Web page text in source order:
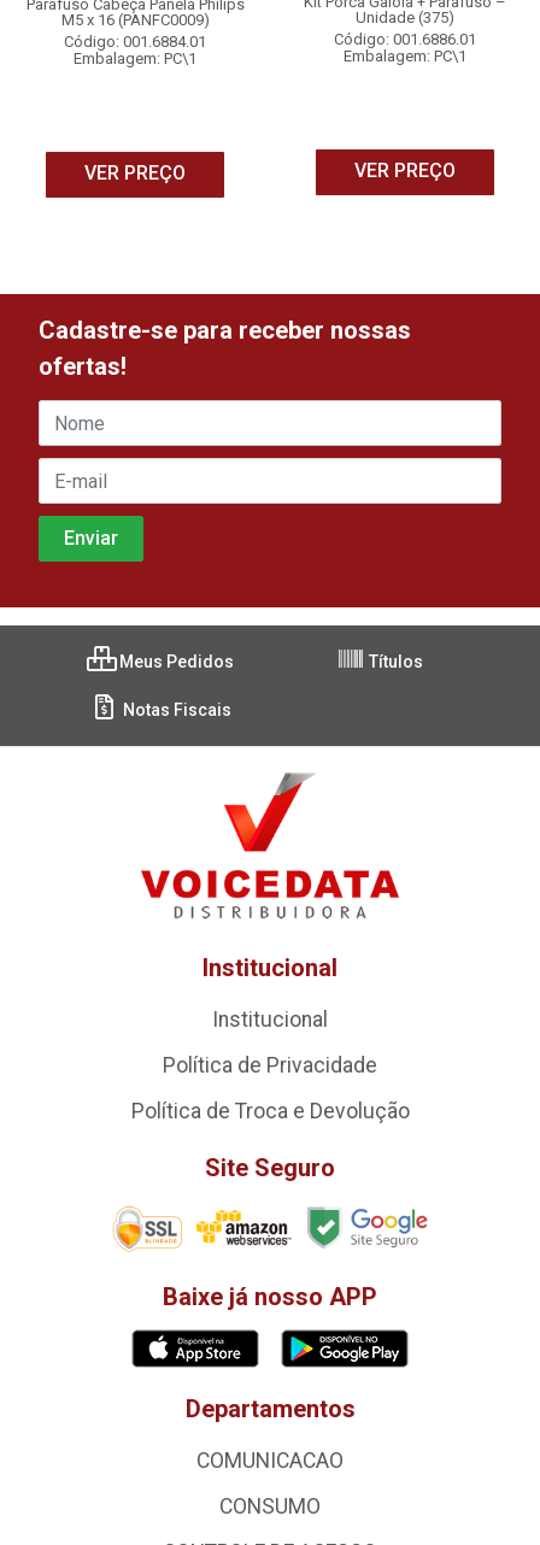
Parafuso Cabeça Panela Philips
M5 x 16 (PANFC0009)
Código: 001.6884.01
Embalagem: PC\1
VER PREÇO
Unidade (375)
Código: 001.6886.01
Embalagem: PC\1
VER PREÇO
Cadastre-se para receber nossas
ofertas!
Meus Pedidos Títulos
Notas Fiscais
Institucional
Institucional
Política de Privacidade
Política de Troca e Devolução
Site Seguro
Baixe já nosso APP
Departamentos
COMUNICACAO
CONSUMO